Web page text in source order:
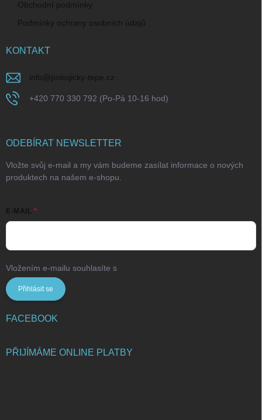
Obchodní podmínky
Podmínky ochrany osobních údajů
KONTAKT
info @pokojicky-tepe.cz
+420 770 330 792 (Po-Pá 10-16 hod)
ODEBÍRAT NEWSLETTER
Vložte svůj e-mail a my vám budeme zasílat informace o nových
produktech na našem e-shopu.
E-MAIL
Vložením e-mailu souhlasíte s
Přihlásit se
FACEBOOK
PŘIJÍMÁME ONLINE PLATBY